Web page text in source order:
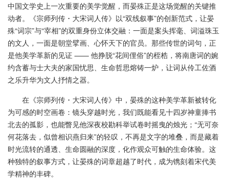
中国文学史上一次重要的美学觉醒，而晏殊正是这场觉醒的关键推
动者。《宗师列传・大宋词人传》以“双线叙事”的创新范式，让晏
殊“词宗”与“宰相”的双重身份立体交融：一面是案头挥毫、词溢珠玉
的文人，一面是朝堂擘画、心怀天下的官员。那些传世的词句，正
是他美学革新的见证 —— 他挣脱“花间俚俗”的桎梏，将南唐词的婉
约含蓄与士大夫的家国忧思、生命哲思熔铸一炉，让词从伶工佐酒
之乐升华为文人抒情之器。
在《宗师列传・大宋词人传》中，晏殊的这种美学革新被转化
为可感的时空画卷：镜头穿越时光，我们既能看见十四岁神童捧书
北去的孤影，也能瞥见他深夜校勘科举试卷时摇曳的烛光；“无可奈
何花落去，似曾相识燕归来”的轻叹，不再是文字的堆叠，而是藏着
时光流转的通透、生命圆融的深度，化作观众可触的生命体验。这
种独特的叙事方式，让晏殊的词章超越了时代，成为镌刻着宋代美
学精神的丰碑。